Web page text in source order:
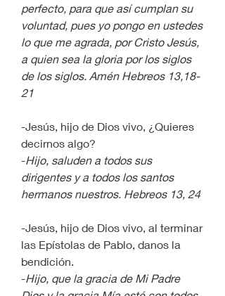
perfecto, para que así cumplan su
voluntad, pues yo pongo en ustedes
lo que me agrada, por Cristo Jesús,
a quien sea la gloria por los siglos
de los siglos. Amén Hebreos 13,18-
21
-Jesús, hijo de Dios vivo, ¿Quieres
decirnos algo?
-Hijo, saluden a todos sus
dirigentes y a todos los santos
hermanos nuestros. Hebreos 13, 24
-Jesús, hijo de Dios vivo, al terminar
las Epístolas de Pablo, danos la
bendición.
-Hijo, que la gracia de Mi Padre